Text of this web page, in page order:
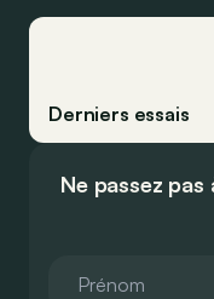
Derniers essais
Ne passez